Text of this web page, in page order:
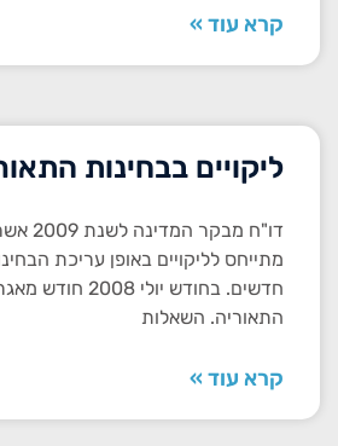
קרא עוד »
ליקויים בבחינות
דו"ח
מתייחס לליקויים באופן עריכת
חדשים. בחודש
התאוריה. השאלות
קרא עוד »